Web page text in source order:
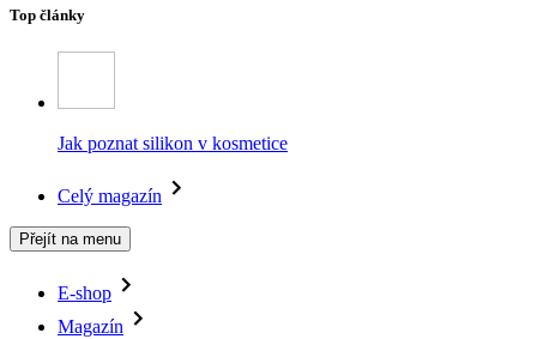
Top články
Jak poznat silikon v kosmetice
Celý magazín
Přejít na menu
E-shop
Magazín